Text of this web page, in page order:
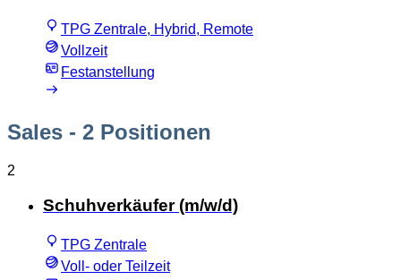
TPG Zentrale, Hybrid, Remote
Vollzeit
Festanstellung
Sales - 2 Positionen
2
Schuhverkäufer (m/w/d)
TPG Zentrale
Voll- oder Teilzeit